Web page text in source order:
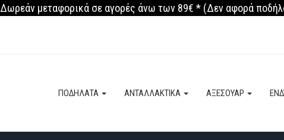
Δωρεάν μεταφορικά σε αγορές άνω των 89€ * (Δεν αφορά
ΠΟΔΗΛΑΤΑ ΑΝΤΑΛΛΑΚΤΙΚΑ ΑΞΕΣΟΥΑΡ